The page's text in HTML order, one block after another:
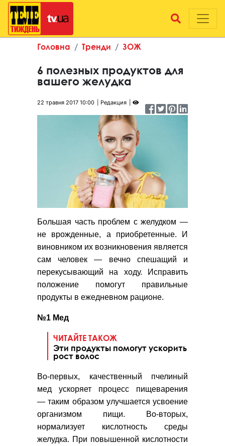
Головна Тренди ЗОЖ
6 полезных продуктов для
вашего желудка
22 травня 2017 10:00 Редакция
Большая часть проблем с желудком —
не врожденные, а приобретенные. И
виновником их возникновения является
сам человек — вечно спешащий и
перекусывающий на ходу. Исправить
положение помогут правильные
продукты в ежедневном рационе.
№1 Мед
ЧИТАЙТЕ ТАКОЖ
Эти продукты помогут ускорить
рост волос
Во-первых, качественный пчелиный
мед ускоряет процесс пищеварения
— таким образом улучшается усвоение
организмом пищи. Во-вторых,
нормализует кислотность среды
желудка. При повышенной кислотности